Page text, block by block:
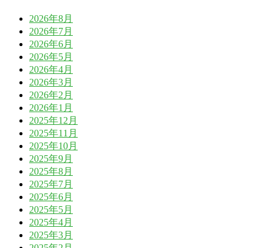
2026年8月
2026年7月
2026年6月
2026年5月
2026年4月
2026年3月
2026年2月
2026年1月
2025年12月
2025年11月
2025年10月
2025年9月
2025年8月
2025年7月
2025年6月
2025年5月
2025年4月
2025年3月